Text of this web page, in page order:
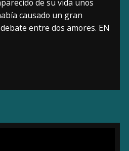
de su vida unos
causado un gran
entre dos amores. EN